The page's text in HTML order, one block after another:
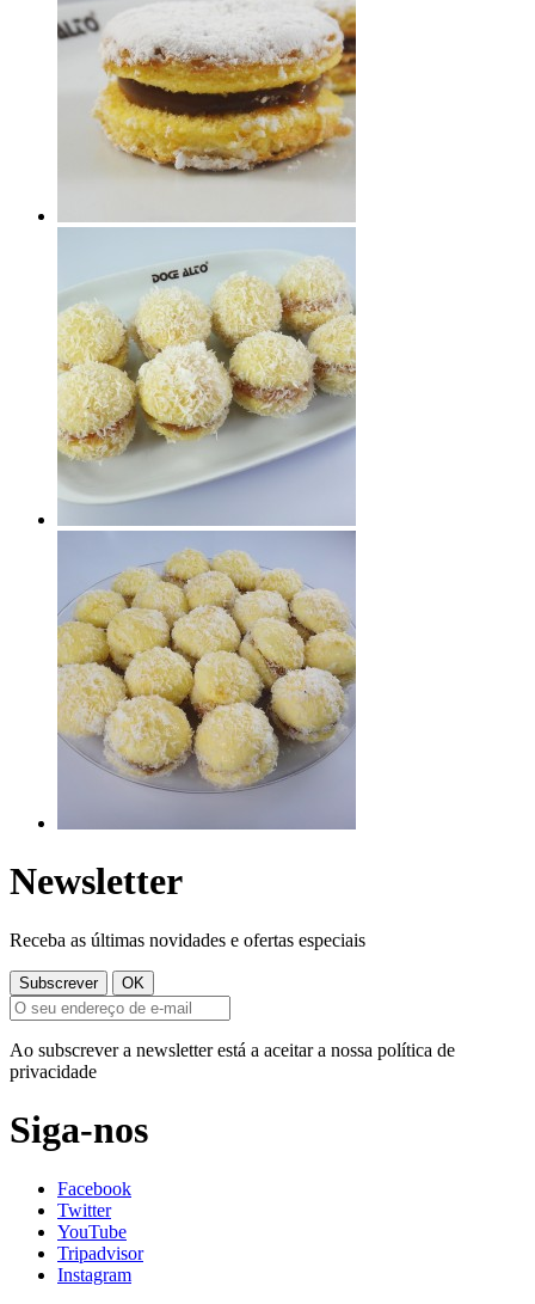
Newsletter
Receba as últimas novidades e ofertas especiais
Ao subscrever a newsletter está a aceitar a nossa política de
privacidade
Siga-nos
Facebook
Twitter
YouTube
Tripadvisor
Instagram